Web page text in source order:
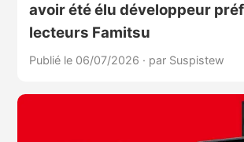
avoir été élu développeur
lecteurs Famitsu
Publié le 06/07/2026 · par Suspistew